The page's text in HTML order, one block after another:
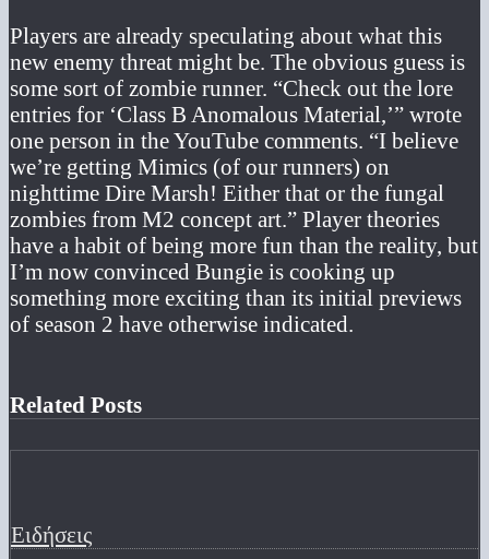
Players are already speculating about what this
new enemy threat might be. The obvious guess is
some sort of zombie runner. “Check out the lore
entries for ‘Class B Anomalous Material,’” wrote
one person in the YouTube comments. “I believe
we’re getting Mimics (of our runners) on
nighttime Dire Marsh! Either that or the fungal
zombies from M2 concept art.” Player theories
have a habit of being more fun than the reality, but
I’m now convinced Bungie is cooking up
something more exciting than its initial previews
of season 2 have otherwise indicated.
Related Posts
Ειδήσεις